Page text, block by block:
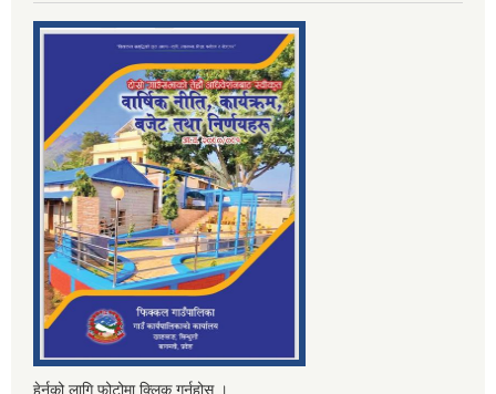
हेर्नको लागि फोटोमा क्लिक गर्नुहोस् ।